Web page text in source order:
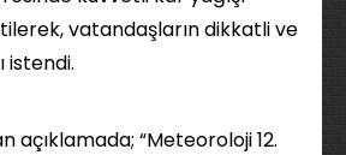
vatandaşların dikkatli ve
istendi.
açıklamada; “Meteoroloji 12.